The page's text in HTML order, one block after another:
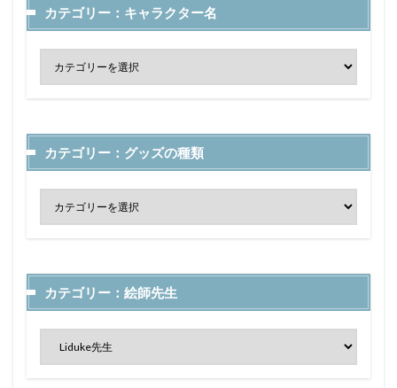
カテゴリー：キャラクター名
カテゴリー：グッズの種類
カテゴリー：絵師先生